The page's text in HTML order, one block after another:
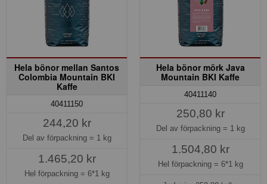
Hela bönor mellan Santos
Colombia Mountain BKI
Kaffe
40411150
244,20 kr
Del av förpackning = 1 kg
1.465,20 kr
Hel förpackning = 6*1 kg
Hela bönor mörk Java
Mountain BKI Kaffe
40411140
250,80 kr
Del av förpackning = 1 kg
1.504,80 kr
Hel förpackning = 6*1 kg